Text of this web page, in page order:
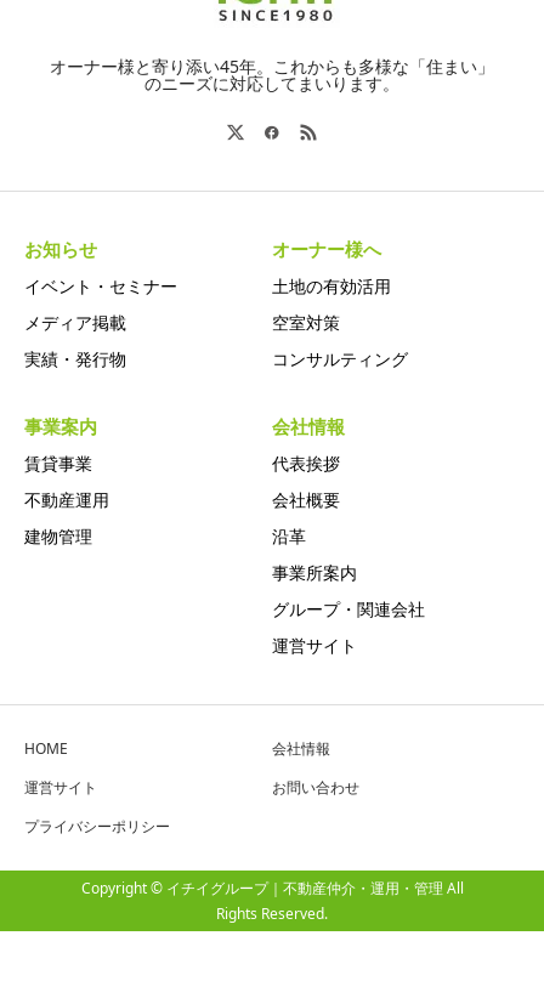
オーナー様と寄り添い45年。これからも多様な「住まい」
のニーズに対応してまいります。
お知らせ
イベント・セミナー
メディア掲載
実績・発行物
オーナー様へ
土地の有効活用
空室対策
コンサルティング
事業案内
賃貸事業
不動産運用
建物管理
会社情報
代表挨拶
会社概要
沿革
事業所案内
グループ・関連会社
運営サイト
HOME
会社情報
運営サイト
お問い合わせ
プライバシーポリシー
Copyright © イチイグループ｜不動産仲介・運用・管理 All
Rights Reserved.